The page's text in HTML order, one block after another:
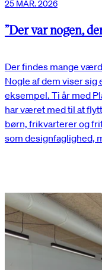
25 MAR. 2026
”Der var nogen,
Der findes mange
Nogle af dem viser
eksempel. Ti år med
har været med til at
børn, frikvarterer og
som designfaglighed,